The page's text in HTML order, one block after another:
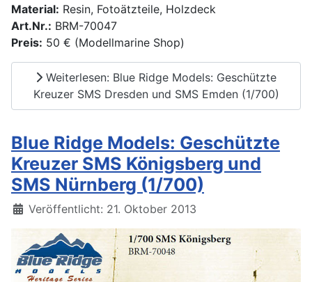
Material: Resin, Fotoätzteile, Holzdeck
Art.Nr.: BRM-70047
Preis: 50 € (Modellmarine Shop)
Weiterlesen: Blue Ridge Models: Geschützte
Kreuzer SMS Dresden und SMS Emden (1/700)
Blue Ridge Models: Geschützte
Kreuzer SMS Königsberg und
SMS Nürnberg (1/700)
Details
Veröffentlicht: 21. Oktober 2013